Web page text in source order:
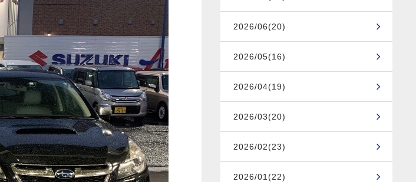
2026/06(20)
2026/05(16)
2026/04(19)
2026/03(20)
2026/02(23)
2026/01(22)